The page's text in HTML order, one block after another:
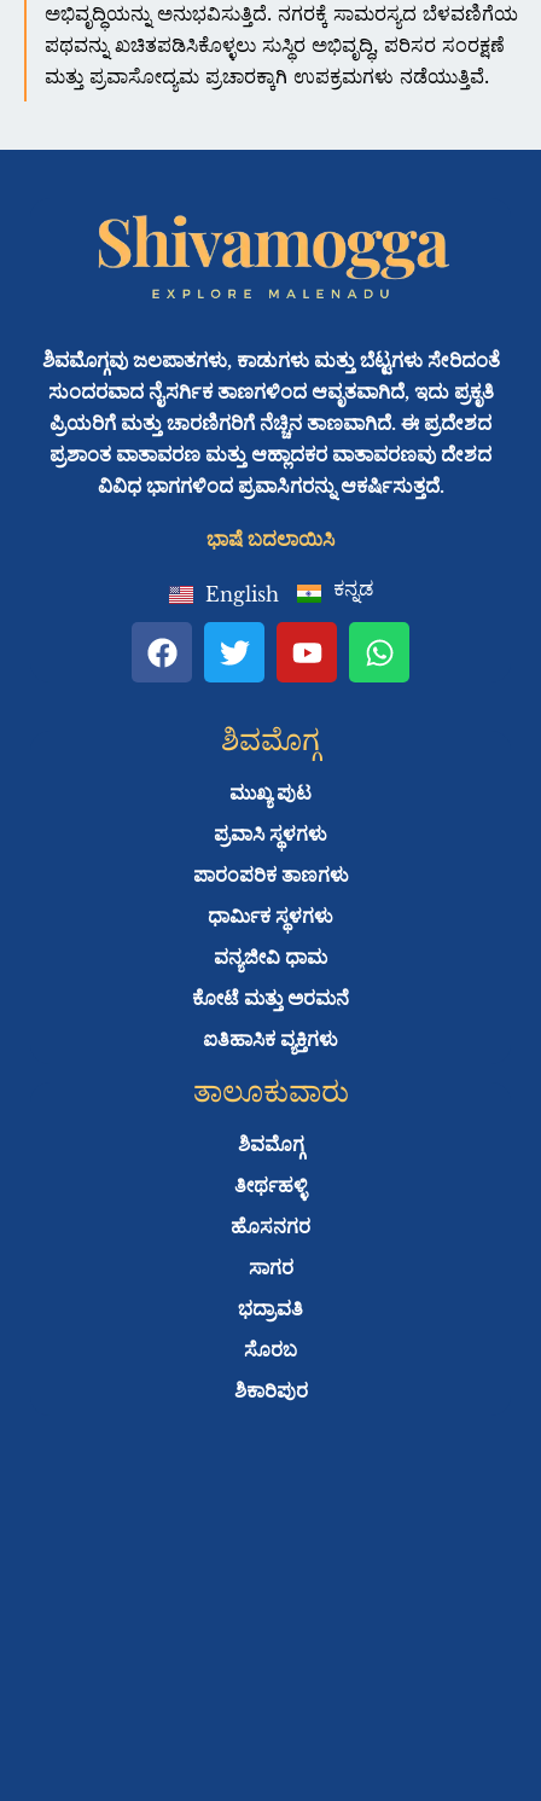
ಅಭಿವೃದ್ಧಿಯನ್ನು ಅನುಭವಿಸುತ್ತಿದೆ. ನಗರಕ್ಕೆ ಸಾಮರಸ್ಯದ ಬೆಳವಣಿಗೆಯ
ಪಥವನ್ನು ಖಚಿತಪಡಿಸಿಕೊಳ್ಳಲು ಸುಸ್ಥಿರ ಅಭಿವೃದ್ಧಿ, ಪರಿಸರ ಸಂರಕ್ಷಣೆ
ಮತ್ತು ಪ್ರವಾಸೋದ್ಯಮ ಪ್ರಚಾರಕ್ಕಾಗಿ ಉಪಕ್ರಮಗಳು ನಡೆಯುತ್ತಿವೆ.
ಶಿವಮೊಗ್ಗವು ಜಲಪಾತಗಳು, ಕಾಡುಗಳು ಮತ್ತು ಬೆಟ್ಟಗಳು ಸೇರಿದಂತೆ
ಸುಂದರವಾದ ನೈಸರ್ಗಿಕ ತಾಣಗಳಿಂದ ಆವೃತವಾಗಿದೆ, ಇದು ಪ್ರಕೃತಿ
ಪ್ರಿಯರಿಗೆ ಮತ್ತು ಚಾರಣಿಗರಿಗೆ ನೆಚ್ಚಿನ ತಾಣವಾಗಿದೆ. ಈ ಪ್ರದೇಶದ
ಪ್ರಶಾಂತ ವಾತಾವರಣ ಮತ್ತು ಆಹ್ಲಾದಕರ ವಾತಾವರಣವು ದೇಶದ
ವಿವಿಧ ಭಾಗಗಳಿಂದ ಪ್ರವಾಸಿಗರನ್ನು ಆಕರ್ಷಿಸುತ್ತದೆ.
ಭಾಷೆ ಬದಲಾಯಿಸಿ
English ಕನ್ನಡ
F
a
T
w
t
t
e
Y
o
t
u
b
e
W
h
ಶಿವಮೊಗ್ಗ
ಮುಖ್ಯ ಪುಟ
ಪ್ರವಾಸಿ ಸ್ಥಳಗಳು
ಪಾರಂಪರಿಕ ತಾಣಗಳು
ಧಾರ್ಮಿಕ ಸ್ಥಳಗಳು
ವನ್ಯಜೀವಿ ಧಾಮ
ಕೋಟೆ ಮತ್ತು ಅರಮನೆ
ಐತಿಹಾಸಿಕ ವ್ಯಕ್ತಿಗಳು
ತಾಲೂಕುವಾರು
ಶಿವಮೊಗ್ಗ
ತೀರ್ಥಹಳ್ಳಿ
ಹೊಸನಗರ
ಸಾಗರ
ಭದ್ರಾವತಿ
ಸೊರಬ
ಶಿಕಾರಿಪುರ